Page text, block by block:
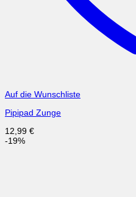
Auf die Wunschliste
Pipipad Zunge
12,99 €
-19%